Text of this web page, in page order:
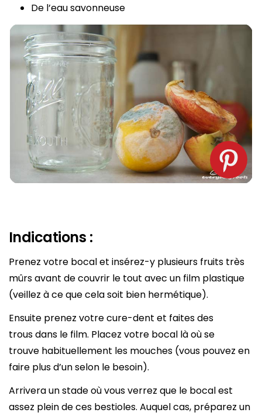
De l’eau savonneuse
Indications :
Prenez votre bocal et insérez-y plusieurs fruits très
mûrs avant de couvrir le tout avec un film plastique
(veillez à ce que cela soit bien hermétique).
Ensuite prenez votre cure-dent et faites des
trous dans le film. Placez votre bocal là où se
trouve habituellement les mouches (vous pouvez en
faire plus d’un selon le besoin).
Arrivera un stade où vous verrez que le bocal est
assez plein de ces bestioles. Auquel cas, préparez un